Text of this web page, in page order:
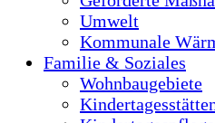
Umwelt
Kommunale
Familie & Soziales
Wohnbaugebiete